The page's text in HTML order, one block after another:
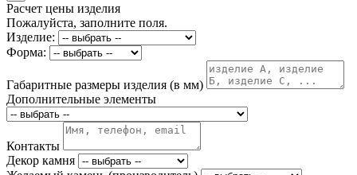
Расчет цены изделия
Пожалуйста, заполните поля.
Изделие:
Форма:
Габаритные размеры изделия (в мм)
Дополнительные элементы
Контакты
Декор камня